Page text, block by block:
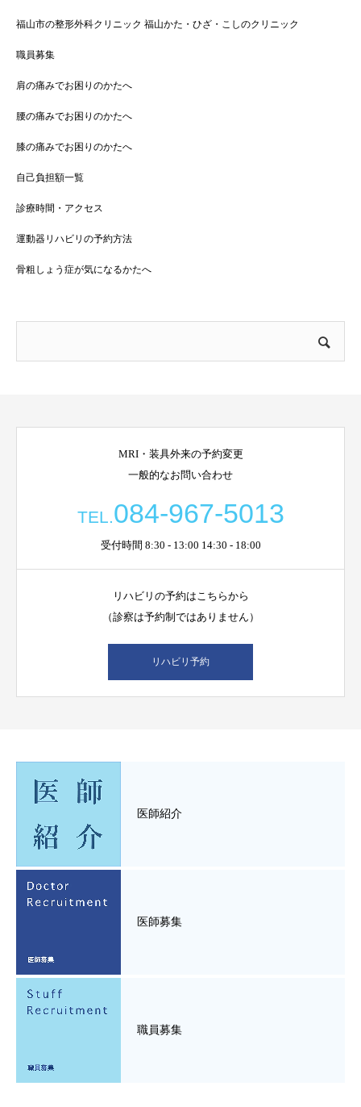
福山市の整形外科クリニック 福山かた・ひざ・こしのクリニック
職員募集
肩の痛みでお困りのかたへ
腰の痛みでお困りのかたへ
膝の痛みでお困りのかたへ
自己負担額一覧
診療時間・アクセス
運動器リハビリの予約方法
骨粗しょう症が気になるかたへ
MRI・装具外来の予約変更
一般的なお問い合わせ
TEL. 084-967-5013
受付時間 8:30 - 13:00 14:30 - 18:00
リハビリの予約はこちらから
（診察は予約制ではありません）
リハビリ予約
医師紹介
医師募集
職員募集